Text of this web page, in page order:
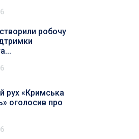
робочу
рух «Кримська
оголосив про